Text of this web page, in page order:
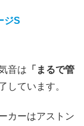
ジS
音は 「まるで管
しています。
カーはアストン